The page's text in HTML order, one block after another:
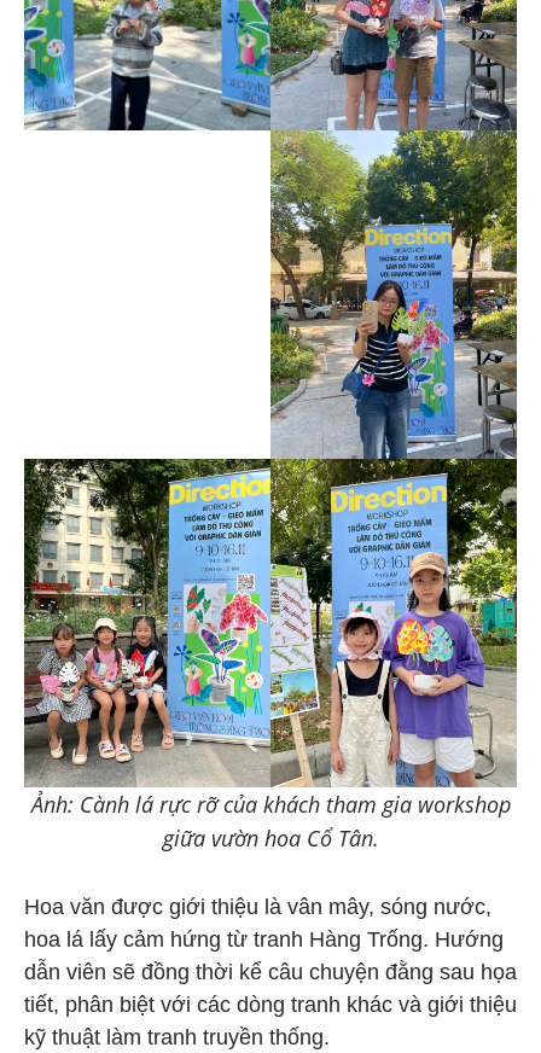
Ảnh: Cành lá rực rỡ của khách tham gia workshop
giữa vườn hoa Cổ Tân.
Hoa văn được giới thiệu là vân mây, sóng nước,
hoa lá lấy cảm hứng từ tranh Hàng Trống. Hướng
dẫn viên sẽ đồng thời kể câu chuyện đằng sau họa
tiết, phân biệt với các dòng tranh khác và giới thiệu
kỹ thuật làm tranh truyền thống.